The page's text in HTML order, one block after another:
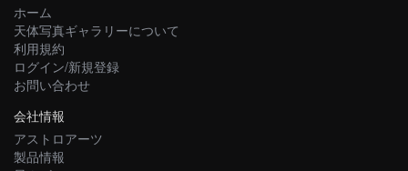
ホーム
天体写真ギャラリーについて
利用規約
ログイン/新規登録
お問い合わせ
会社情報
アストロアーツ
製品情報